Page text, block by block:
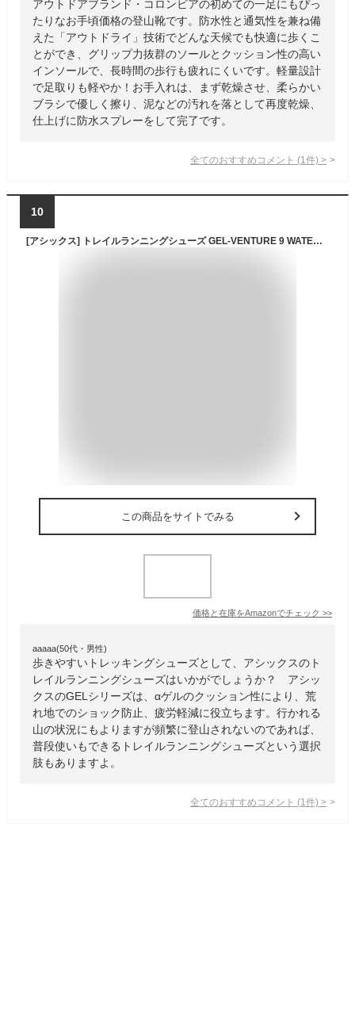
アウトドアブランド・コロンビアの初めての一足にもぴっ
たりなお手頃価格の登山靴です。防水性と通気性を兼ね備
えた「アウトドライ」技術でどんな天候でも快適に歩くこ
とができ、グリップ力抜群のソールとクッション性の高い
インソールで、長時間の歩行も疲れにくいです。軽量設計
で足取りも軽やか！お手入れは、まず乾燥させ、柔らかい
ブラシで優しく擦り、泥などの汚れを落として再度乾燥、
仕上げに防水スプレーをして完了です。
全てのおすすめコメント (1 件) >
10
[アシックス] トレイルランニングシューズ GEL-VENTURE 9 WATERPROOF メンズ
この商品をサイトでみる
価格と在庫をAmazonでチェック >>
aaaaa(50代・男性)
歩きやすいトレッキングシューズとして、アシックスのト
レイルランニングシューズはいかがでしょうか？ アシッ
クスのGELシリーズは、αゲルのクッション性により、荒
れ地でのショック防止、疲労軽減に役立ちます。行かれる
山の状況にもよりますが頻繁に登山されないのであれば、
普段使いもできるトレイルランニングシューズという選択
肢もありますよ。
全てのおすすめコメント (1 件) >